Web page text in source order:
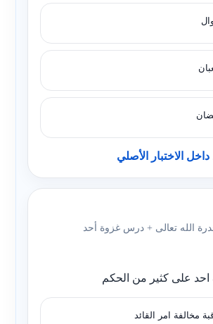
الاختبار الأصلي
الله تعالى + درس غزوة أحد
على كثير من الحكم
مخالفة امر القائد